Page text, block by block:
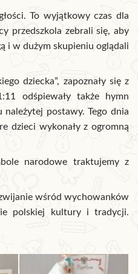
To wyjątkowy czas dla
przedszkola zebrali się, aby
i w dużym skupieniu oglądali
dziecka”, zapoznały się z
odśpiewały także hymn
postawy. Tego dnia
dzieci wykonały z ogromną
narodowe traktujemy z
wśród wychowanków
polskiej kultury i tradycji.